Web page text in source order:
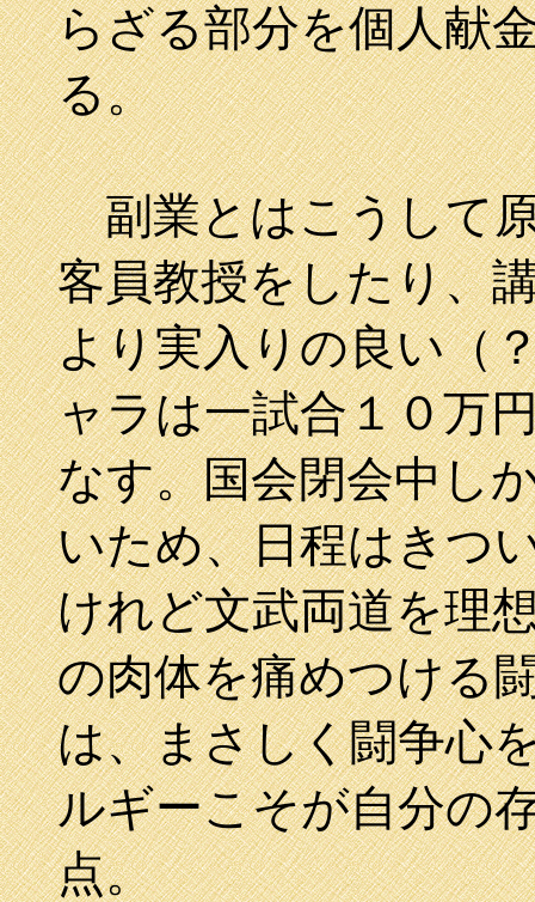
らざる部分を個人献
る。
副業とはこうして
客員教授をしたり、
より実入りの良い（
ャラは一試合１０万
なす。国会閉会中し
いため、日程はきつ
けれど文武両道を理
の肉体を痛めつける
は、まさしく闘争心
ルギーこそが自分の
点。